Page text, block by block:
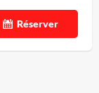
Réserver